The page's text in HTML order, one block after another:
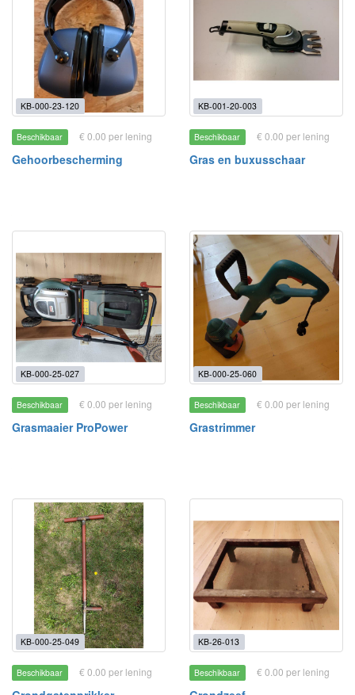
KB-000-23-120
Beschikbaar € 0.00 per lening
Gehoorbescherming
KB-001-20-003
Beschikbaar € 0.00 per lening
Gras en buxusschaar
KB-000-25-027
Beschikbaar € 0.00 per lening
Grasmaaier ProPower
KB-000-25-060
Beschikbaar € 0.00 per lening
Grastrimmer
KB-000-25-049
Beschikbaar € 0.00 per lening
KB-26-013
Beschikbaar € 0.00 per lening